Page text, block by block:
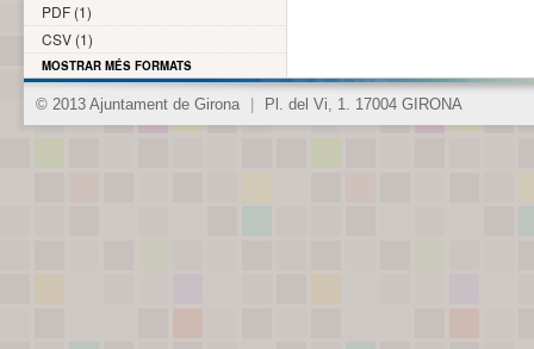
PDF (1)
CSV (1)
MOSTRAR MÉS FORMATS
© 2013 Ajuntament de Girona Pl. del Vi, 1. 17004 GIRONA